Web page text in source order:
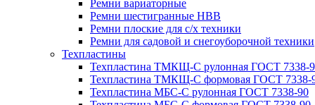
Ремни вариаторные
Ремни шестигранные HBB
Ремни плоские для с/х техники
Ремни для садовой и снегоуборочной техники
Техпластины
Техпластина ТМКЩ-С рулонная ГОСТ 7338-
Техпластина ТМКЩ-С формовая ГОСТ 7338-
Техпластина МБС-С рулонная ГОСТ 7338-90